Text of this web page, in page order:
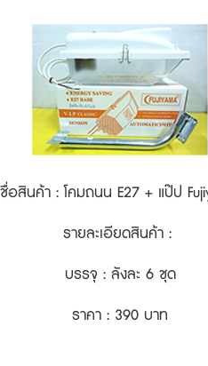
ชื่อสินค้า : โคมถนน E27 + แป๊ป
รายละเอียดสินค้า :
บรรจุ : ลังละ 6 ชุด
ราคา : 390 บาท